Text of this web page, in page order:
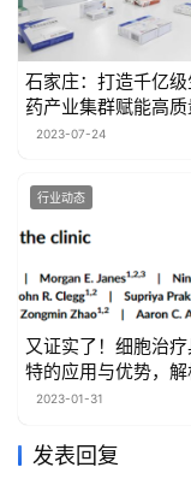
石家庄：打造千亿
药产业集群赋能高
2023-07-24
行业动态
又证实了！细胞治
特的应用与优势，解
细胞治疗现状
2023-01-31
发表回复